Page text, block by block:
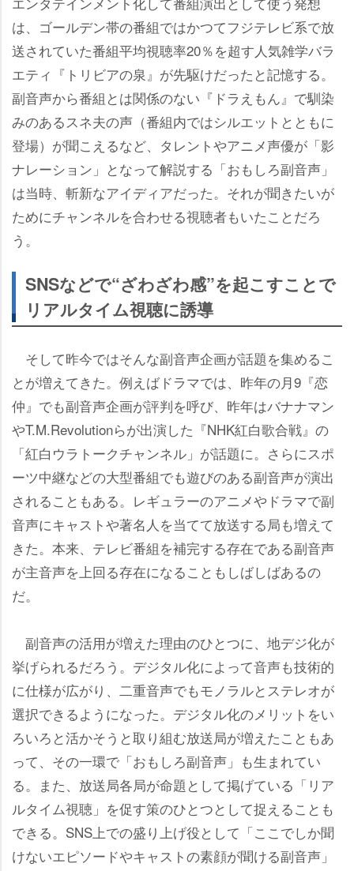
は、ゴールデン帯の番組ではかつてフジテレビ系で放
送されていた番組平均視聴率20％を超す人気雑学バラ
エティ『トリビアの泉』が先駆けだったと記憶する。
副音声から番組とは関係のない『ドラえもん』で馴染
みのあるスネ夫の声（番組内ではシルエットとともに
登場）が聞こえるなど、タレントやアニメ声優が「影
ナレーション」となって解説する「おもしろ副音声」
は当時、斬新なアイディアだった。それが聞きたいが
ためにチャンネルを合わせる視聴者もいたことだろ
う。
SNSなどで“ざわざわ感”を起こすことで
リアルタイム視聴に誘導
そして昨今ではそんな副音声企画が話題を集めるこ
とが増えてきた。例えばドラマでは、昨年の月9『恋
仲』でも副音声企画が評判を呼び、昨年はバナナマン
T.M.Revolutionらが出演した『NHK紅白歌合戦』の
「紅白ウラトークチャンネル」が話題に。さらにスポ
ーツ中継などの大型番組でも遊びのある副音声が演出
されることもある。レギュラーのアニメやドラマで副
音声にキャストや著名人を当てて放送する局も増えて
きた。本来、テレビ番組を補完する存在である副音声
が主音声を上回る存在になることもしばしばあるの
だ。
副音声の活用が増えた理由のひとつに、地デジ化が
挙げられるだろう。デジタル化によって音声も技術的
に仕様が広がり、二重音声でもモノラルとステレオが
選択できるようになった。デジタル化のメリットをい
ろいろと活かそうと取り組む放送局が増えたこともあ
って、その一環で「おもしろ副音声」も生まれてい
る。また、放送局各局が命題として掲げている「リア
ルタイム視聴」を促す策のひとつとして捉えることも
できる。SNS上での盛り上げ役として「ここでしか聞
けないエピソードやキャストの素顔が聞ける副音声」